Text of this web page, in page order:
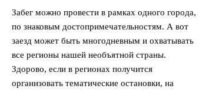
Забег можно провести в рамках одного города,
по знаковым достопримечательностям. А вот
заезд может быть многодневным и охватывать
все регионы нашей необъятной страны.
Здорово, если в регионах получится
организовать тематические остановки, на